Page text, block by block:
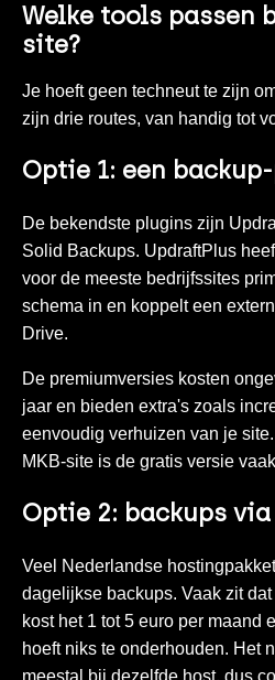
Welke tools passen
site?
Je hoeft geen techneut te zijn
zijn drie routes, van handig tot
Optie 1: een
De bekendste plugins zijn
Solid Backups. UpdraftPlus
voor de meeste bedrijfssites
schema in en koppelt een
Drive.
De premiumversies kosten
jaar en bieden extra's zoals
eenvoudig verhuizen van je
MKB-site is de gratis versie
Optie 2: backups
Veel Nederlandse
dagelijkse backups. Vaak zit
kost het 1 tot 5 euro per maand
hoeft niks te onderhouden. Het